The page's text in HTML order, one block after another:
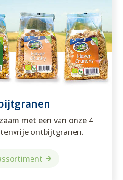
met een van onze 4
ontbijtgranen.